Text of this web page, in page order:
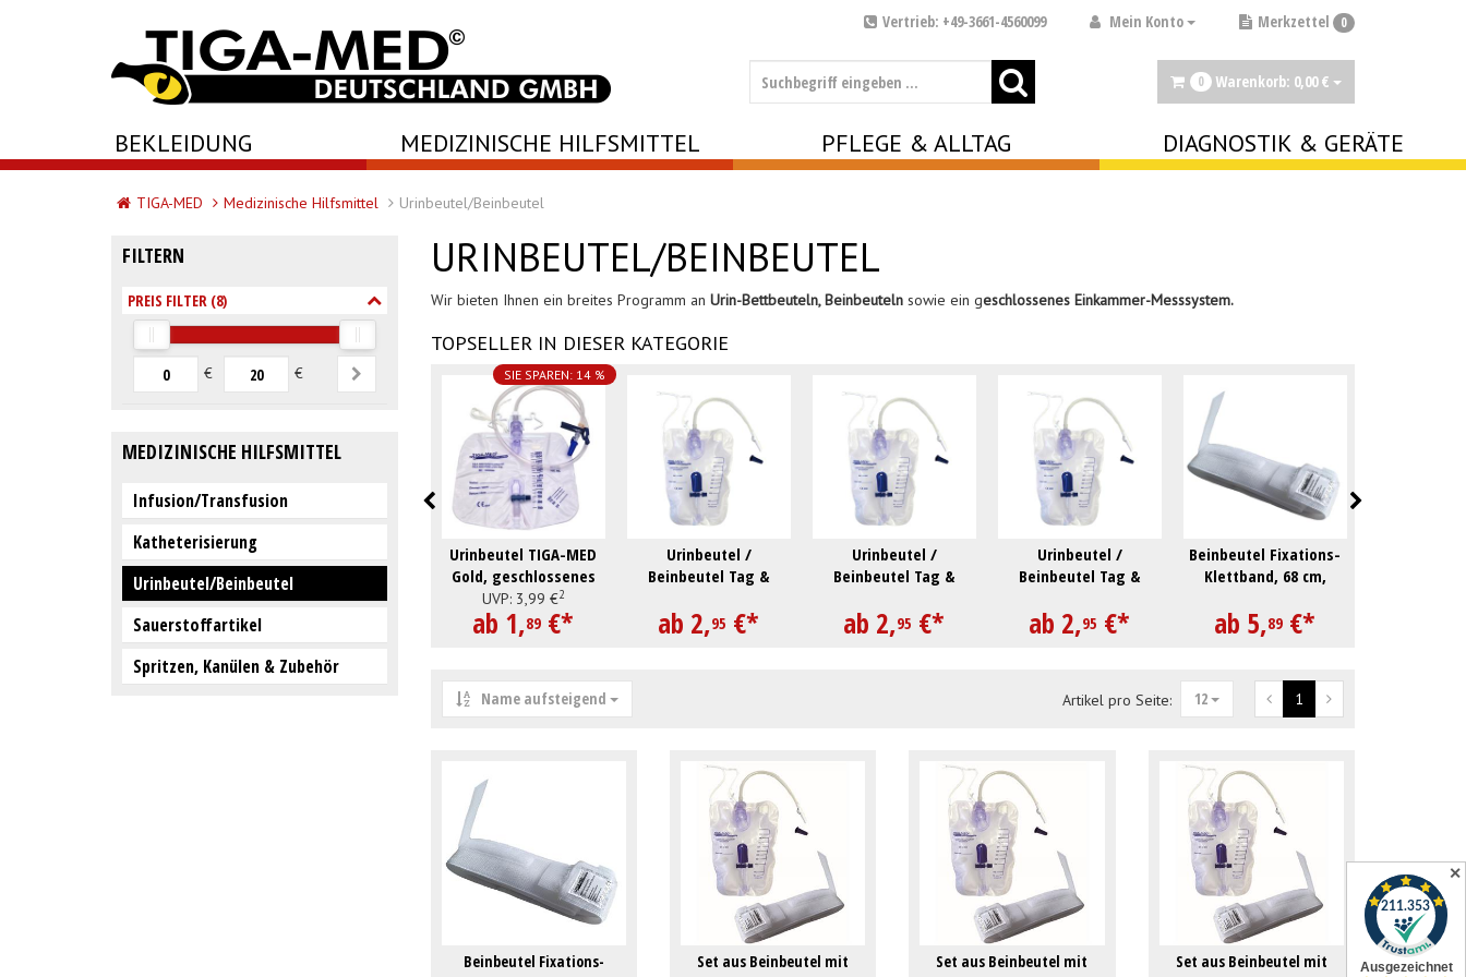
✕
Merkzettel 0
Mein Konto
Vertrieb: +49-3661-4560099
0 Warenkorb: 0,00 €
BEKLEIDUNG MEDIZINISCHE HILFSMITTEL PFLEGE & ALLTAG DIAGNOSTIK & GERÄTE
TIGA-MED Medizinische Hilfsmittel Urinbeutel/Beinbeutel
FILTERN
PREIS FILTER (8)
€ €
MEDIZINISCHE HILFSMITTEL
Infusion/Transfusion
Katheterisierung
Urinbeutel/Beinbeutel
Sauerstoffartikel
Spritzen, Kanülen & Zubehör
URINBEUTEL/BEINBEUTEL
Wir bieten Ihnen ein breites Programm an Urin-Bettbeuteln, Beinbeutelnsowie ein geschlossenes Einkammer-Messsystem.
TOPSELLER IN DIESER KATEGORIE
Urinbeutel TIGA-MED
Gold, geschlossenes
System, 2000 ml, steril
UVP: 3,99 €2
ab 1,89 €*
SIE SPAREN: 14 %
Urinbeutel /
Beinbeutel Tag &
ab 2,95 €*
Urinbeutel /
Beinbeutel Tag &
ab 2,95 €*
Urinbeutel /
Beinbeutel Tag &
ab 2,95 €*
Beinbeutel Fixations-
Klettband, 68 cm,
ab 5,89 €*
Name aufsteigend 1
Artikel pro Seite: 12
Beinbeutel Fixations-
Set aus Beinbeutel mit
Set aus Beinbeutel mit
Set aus Beinbeutel mit